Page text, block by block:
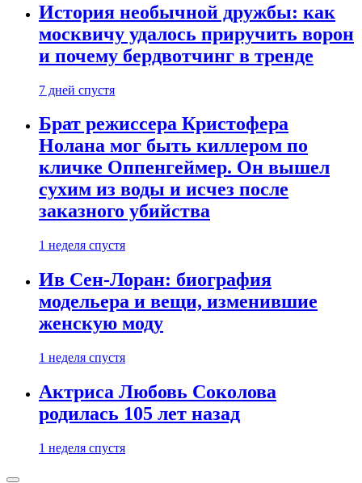
История необычной дружбы: как
москвичу удалось приручить ворон
и почему бердвотчинг в тренде
7 дней спустя
Брат режиссера Кристофера
Нолана мог быть киллером по
кличке Оппенгеймер. Он вышел
сухим из воды и исчез после
заказного убийства
1 неделя спустя
Ив Сен-Лоран: биография
модельера и вещи, изменившие
женскую моду
1 неделя спустя
Актриса Любовь Соколова
родилась 105 лет назад
1 неделя спустя